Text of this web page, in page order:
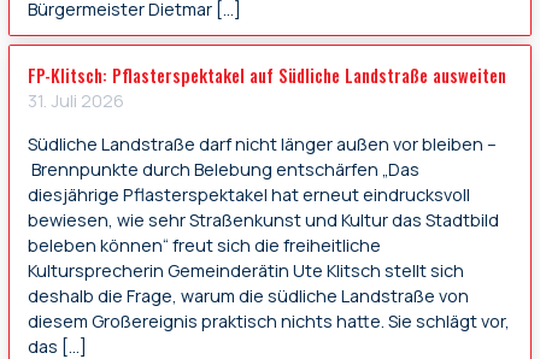
Bürgermeister Dietmar […]
FP-Klitsch: Pflasterspektakel auf Südliche Landstraße ausweiten
31. Juli 2026
Südliche Landstraße darf nicht länger außen vor bleiben –
Brennpunkte durch Belebung entschärfen „Das
diesjährige Pflasterspektakel hat erneut eindrucksvoll
bewiesen, wie sehr Straßenkunst und Kultur das Stadtbild
beleben können“ freut sich die freiheitliche
Kultursprecherin Gemeinderätin Ute Klitsch stellt sich
deshalb die Frage, warum die südliche Landstraße von
diesem Großereignis praktisch nichts hatte. Sie schlägt vor,
das […]